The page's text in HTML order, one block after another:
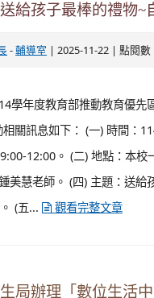
給孩子最棒的禮物~
-輔導室 | 2025-11-22 | 點閱數
學年度教育部推動教育優先
關訊息如下： (一) 時間：
9:00-12:00。 (二) 地點：本校
美慧老師。 (四) 主題：送給
(五...
觀看完整文章
局辦理「數位生活